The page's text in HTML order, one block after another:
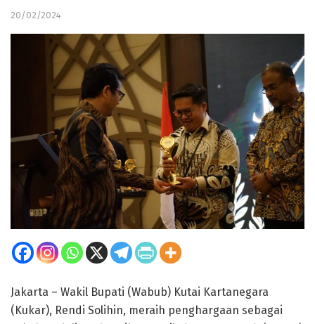
20/02/2024
Jakarta – Wakil Bupati (Wabub) Kutai Kartanegara
(Kukar), Rendi Solihin, meraih penghargaan sebagai